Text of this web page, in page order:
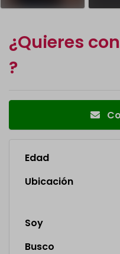
¿Quieres
?
Edad
Ubicación
Soy
Busco